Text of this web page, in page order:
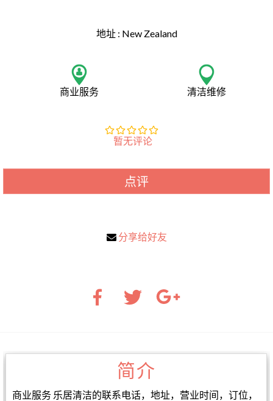
地址 : New Zealand
商业服务 清洁维修
暂无评论
点评
分享给好友
简介
商业服务 乐居清洁的联系电话，地址，营业时间，订位，